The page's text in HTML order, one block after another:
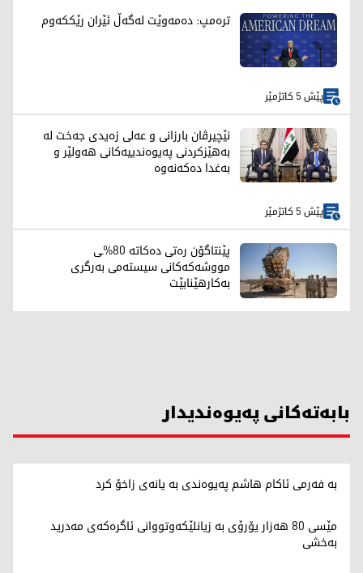
ترەمپ: دەمەوێت لەگەڵ ئێران رێککەوم
پێش 5 کاتژمێر
نێچیرڤان بارزانی و عەلی زەیدی جەخت لە
بەهێزکردنی پەیوەندییەکانی هەولێر و
بەغدا دەکەنەوە
پێش 5 کاتژمێر
پێنتاگۆن رەتی دەکاتە 80%ـی
مووشەکەکانی سیستەمی بەرگری
بەکارهێنابێت
بابەتەکانی پەیوەندیدار
بە فەرمی ئاکام هاشم پەیوەندی بە یانەی زاخۆ کرد
مێسی 80 هەزار یۆرۆی بە زیانلێکەوتووانی ئاگرەکەی مەدرید
بەخشی